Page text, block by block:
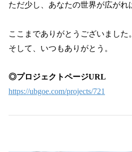
ただ少し、あなたの世界が広がれ
ここまでありがとうございました。
そして、いつもありがとう。
◎プロジェクトページURL
https://ubgoe.com/projects/721